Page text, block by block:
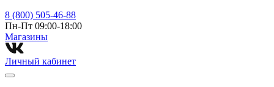
8 (800) 505-46-88
Пн-Пт 09:00-18:00
Магазины⁠
Личный кабинет